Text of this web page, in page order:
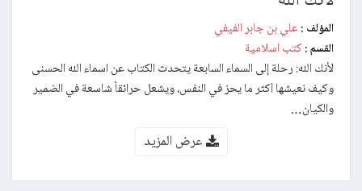
المؤلف : علي بن جابر الفيفي
القسم : كتب اسلامية
لأنك الله: رحلة إلى السماء السابعة يتحدث الكتاب عن اسماء الله الحسنى
وكيف نعيشها أكثر ما يحز في النفس، ويشعل حرائقاً شاسعة في الضمير
والكيان…
عرض المزيد